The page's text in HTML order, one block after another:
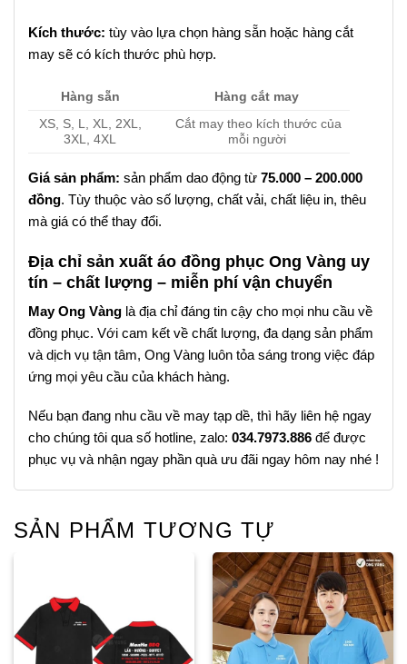
Kích thước: tùy vào lựa chọn hàng sẵn hoặc hàng cắt
may sẽ có kích thước phù hợp.
Hàng sẵn
Hàng cắt may
XS, S, L, XL, 2XL,
3XL, 4XL
Cắt may theo kích thước của
mỗi người
Giá sản phẩm: sản phẩm dao động từ 75.000 – 200.000
đồng. Tùy thuộc vào số lượng, chất vải, chất liệu in, thêu
mà giá có thể thay đổi.
Địa chỉ sản xuất áo đồng phục Ong Vàng uy
tín – chất lượng – miễn phí vận chuyển
May Ong Vàng là địa chỉ đáng tin cậy cho mọi nhu cầu về
đồng phục. Với cam kết về chất lượng, đa dạng sản phẩm
và dịch vụ tận tâm, Ong Vàng luôn tỏa sáng trong việc đáp
ứng mọi yêu cầu của khách hàng.
Nếu bạn đang nhu cầu về may tạp dề, thì hãy liên hệ ngay
cho chúng tôi qua số hotline, zalo: 034.7973.886 để được
phục vụ và nhận ngay phần quà ưu đãi ngay hôm nay nhé !
SẢN PHẨM TƯƠNG TỰ